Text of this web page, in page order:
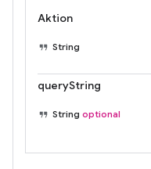
Aktion
String
queryString
String optional